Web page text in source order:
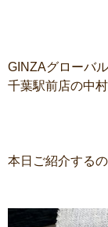
GINZAグローバ
千葉駅前店の中村
本日ご紹介する